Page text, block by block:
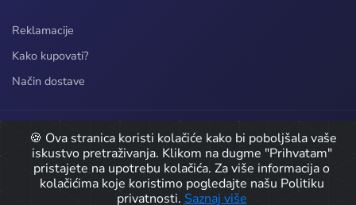
Reklamacije
Kako kupovati?
Način dostave
© 2026 CarPro doo / Detailing Oprema. Sva prava zadržana.
Developed by
Icons by Icons8
🍪 Ova stranica koristi kolačiće kako bi poboljšala vaše
iskustvo pretraživanja. Klikom na dugme "Prihvatam"
pristajete na upotrebu kolačića. Za više informacija o
kolačićima koje koristimo pogledajte našu Politiku
privatnosti. Saznaj više